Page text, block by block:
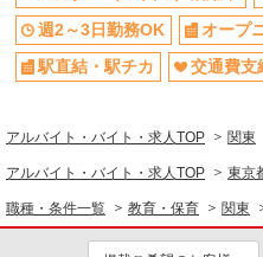
週2～3日勤務OK
オープ
駅直結・駅チカ
交通費支
アルバイト・バイト・求人TOP 関東
アルバイト・バイト・求人TOP 東京
職種・条件一覧 教育・保育 関東